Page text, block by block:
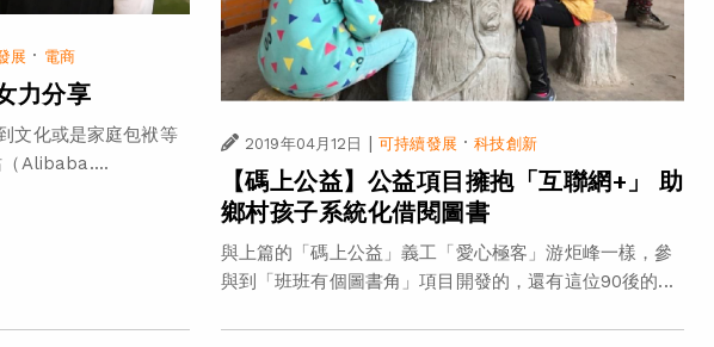
展 · 電商
力分享
文化或是家庭包袱等
（Alibaba....
2019年04月12日 可持續發展 ·科技創新
【碼上公益】公益項目擁抱「互聯網+」 助
鄉村孩子系統化借閱圖書
與上篇的「碼上公益」義工「愛心極客」游炬峰一樣，參
與到「班班有個圖書角」項目開發的，還有這位90後的...